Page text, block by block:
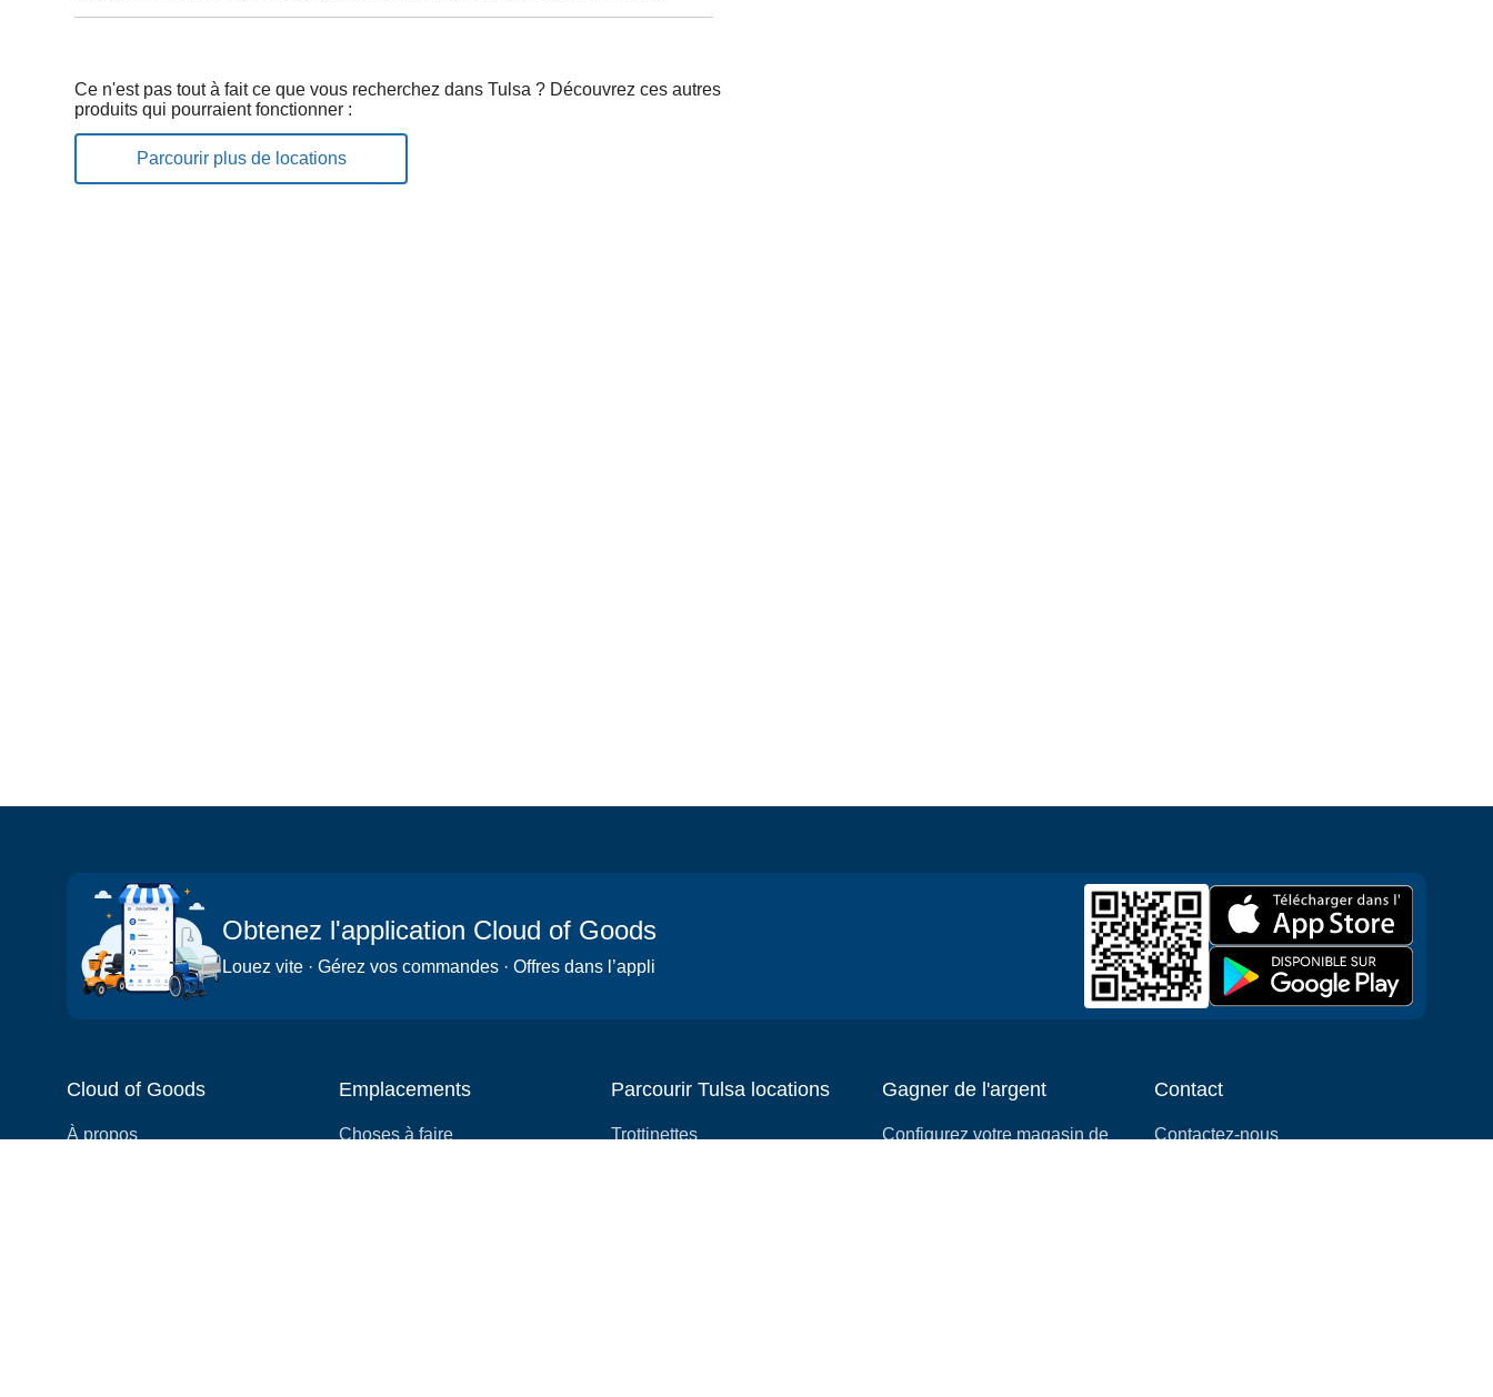
Ce n'est pas tout à fait ce que vous recherchez dans Tulsa ? Découvrez ces autres
produits qui pourraient fonctionner :
Parcourir plus de locations
Obtenez l'application Cloud of Goods
Louez vite · Gérez vos commandes · Offres dans l’appli
Cloud of Goods
À propos
Emplacements
Choses à faire
Parcourir Tulsa locations
Trottinettes
Gagner de l'argent
Configurez votre magasin de
Contact
Contactez-nous